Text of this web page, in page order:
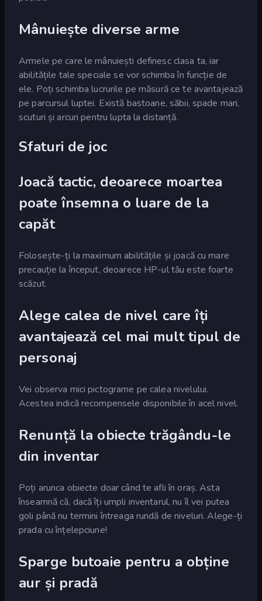
Mânuiește diverse arme
Armele pe care le mânuiești definesc clasa ta, iar
abilitățile tale speciale se vor schimba în funcție de
ele. Poți schimba lucrurile pe măsură ce te avantajează
pe parcursul luptei. Există bastoane, săbii, spade mari,
scuturi și arcuri pentru lupta la distanță.
Sfaturi de joc
Joacă tactic, deoarece moartea
poate însemna o luare de la
capăt
Folosește-ți la maximum abilitățile și joacă cu mare
precauție la început, deoarece HP-ul tău este foarte
scăzut.
Alege calea de nivel care îți
avantajează cel mai mult tipul de
personaj
Vei observa mici pictograme pe calea nivelului.
Acestea indică recompensele disponibile în acel nivel.
Renunță la obiecte trăgându-le
din inventar
Poți arunca obiecte doar când te afli în oraș. Asta
înseamnă că, dacă îți umpli inventarul, nu îl vei putea
goli până nu termini întreaga rundă de niveluri. Alege-ți
prada cu înțelepciune!
Sparge butoaie pentru a obține
aur și pradă